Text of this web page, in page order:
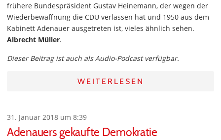
frühere Bundespräsident Gustav Heinemann, der wegen der
Wiederbewaffnung die CDU verlassen hat und 1950 aus dem
Kabinett Adenauer ausgetreten ist, vieles ähnlich sehen.
Albrecht Müller.
Dieser Beitrag ist auch als Audio-Podcast verfügbar.
WEITERLESEN
31. Januar 2018 um 8:39
Adenauers gekaufte Demokratie